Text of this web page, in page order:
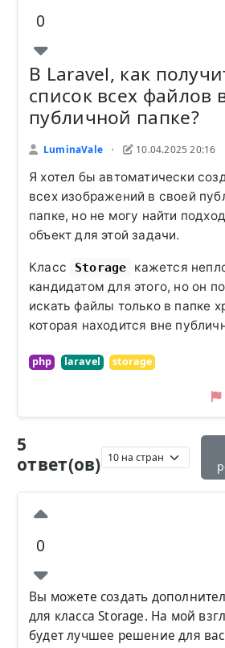
0
В Laravel, как
список всех файлов
публичной папке?
LuminaVale • 10.04.2025 20:16
Я хотел бы автоматически
всех изображений в своей
папке, но не могу найти
объект для этой задачи.
Класс Storage
кажется
кандидатом для этого, но он
искать файлы только в папке
которая находится вне
php laravel storage
5
ответ(ов)
0
Вы можете создать
для класса Storage. На мой
будет лучшее решение для